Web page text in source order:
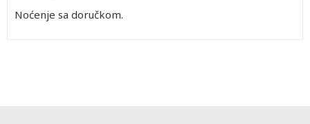
Noćenje sa doručkom.